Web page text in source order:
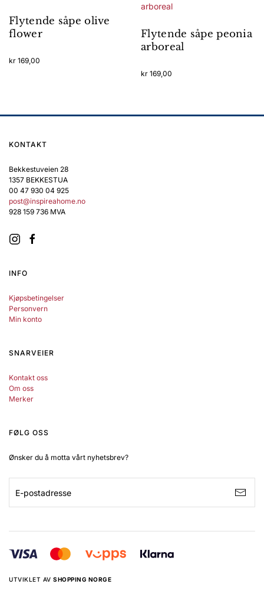
Flytende såpe olive
flower
kr 169,00
Flytende såpe peonia
arboreal
kr 169,00
KONTAKT
Bekkestuveien 28
1357 BEKKESTUA
00 47 930 04 925
post@inspireahome.no
928 159 736 MVA
INFO
Kjøpsbetingelser
Personvern
Min konto
SNARVEIER
Kontakt oss
Om oss
Merker
FØLG OSS
Ønsker du å motta vårt nyhetsbrev?
UTVIKLET AV SHOPPING NORGE